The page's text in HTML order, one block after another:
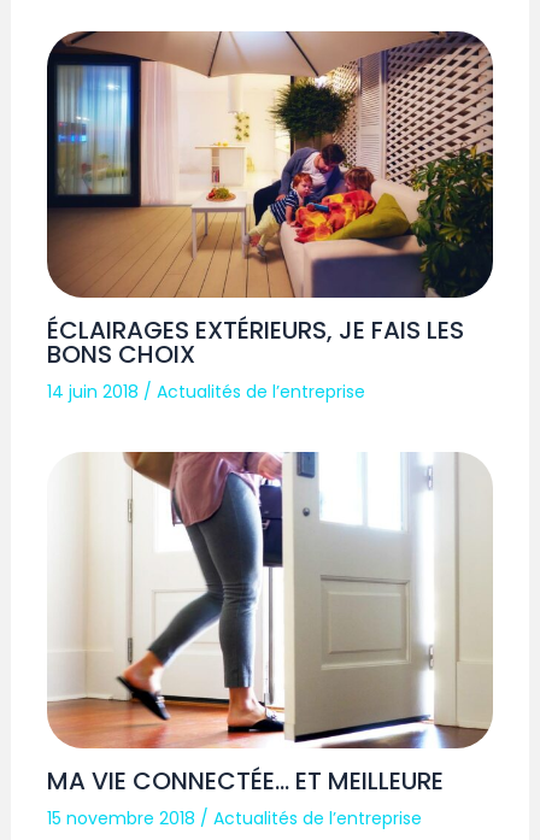
ÉCLAIRAGES EXTÉRIEURS, JE FAIS LES
BONS CHOIX
14 juin 2018 /Actualités de l’entreprise
MA VIE CONNECTÉE… ET MEILLEURE
15 novembre 2018 /Actualités de l’entreprise